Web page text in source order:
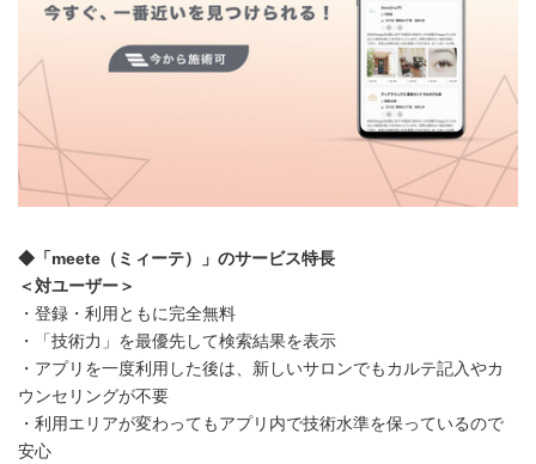
◆「meete（ミィーテ）」のサービス特長
＜対ユーザー＞
・登録・利用ともに完全無料
・「技術力」を最優先して検索結果を表示
・アプリを一度利用した後は、新しいサロンでもカルテ記入やカ
ウンセリングが不要
・利用エリアが変わってもアプリ内で技術水準を保っているので
安心